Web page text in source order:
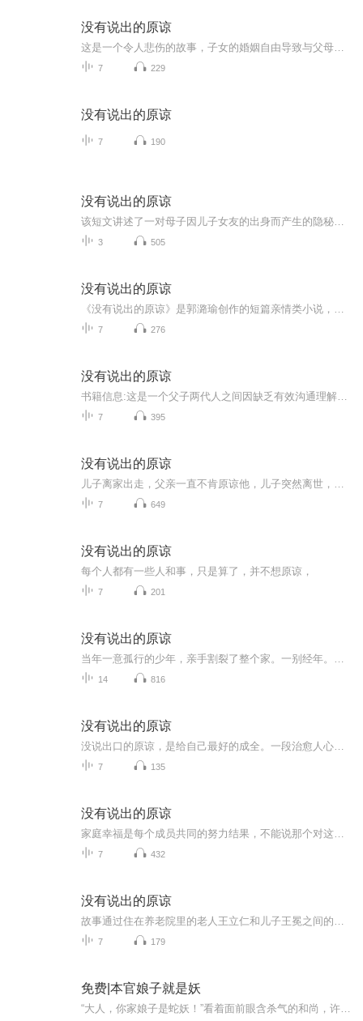
没有说出的原谅
7 229
没有说出的原谅
7 190
没有说出的原谅
3 505
没有说出的原谅
7 276
没有说出的原谅
7 395
没有说出的原谅
7 649
没有说出的原谅
每个人都有一些人和事，只是算了，并不想原谅，
7 201
没有说出的原谅
14 816
没有说出的原谅
7 135
没有说出的原谅
7 432
没有说出的原谅
7 179
免费|本官娘子就是妖